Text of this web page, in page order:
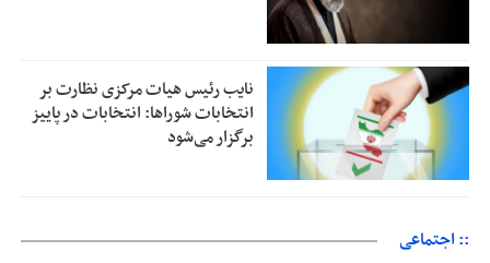
نایب رئیس هیات مرکزی نظارت بر
انتخابات شوراها: انتخابات در پاییز
برگزار می‌شود
:: اجتماعی